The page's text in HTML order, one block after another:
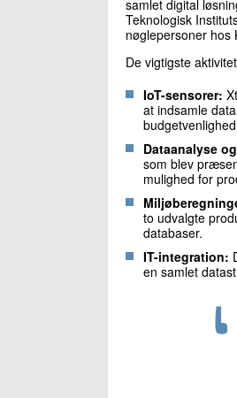
samlet digital
Teknologisk
nøglepersoner hos
De vigtigste
IoT-sensorer:
at indsamle
Dataanalyse
som blev
mulighed for
to udvalgte
databaser.
IT-integration:
en samlet